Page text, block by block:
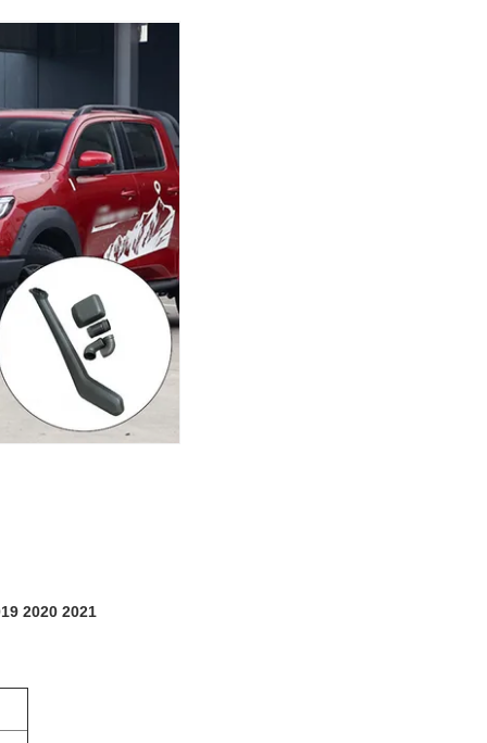
2020 2021